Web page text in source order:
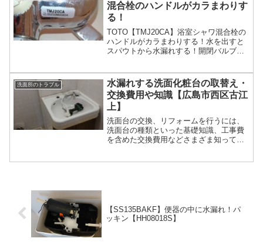
混合栓のハンドルがカラまわりす
る！
TOTO【TMJ20CA】浴室シャワ混合栓の
ハンドルがカラまわりする！水を出すと
スパウトから水漏れする！開閉バルブ部
ワ混合栓のハンドルがカラまわりする！
T...
洗面所のトラブル
水漏れする洗面化粧台の取替え・
交換費用や知識【広島市西区古江
上】
洗面台の交換、リフォームを行うには、
洗面台の種類といった基礎知識、工事費
を含めた交換費用などさまざま知ってお
【SS135BAKF】便器の中に水漏れ！パ
ッキン【HH08018S】